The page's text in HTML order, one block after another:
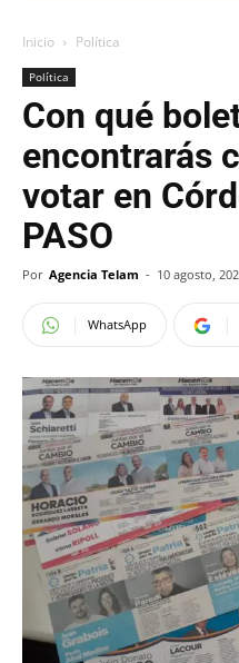
Inicio Política
Política
Con qué
encontrarás
votar en
PASO
Por Agencia Telam - 10 agosto,
WhatsApp